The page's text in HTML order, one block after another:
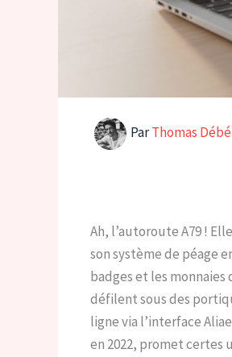
ParThomas Débé
Ah, l’autoroute A79 !
son système de péage
badges et les
défilent sous des
ligne via l’interface
en 2022, promet certes